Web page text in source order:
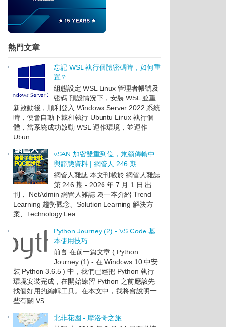
熱門文章
忘記 WSL 執行個體密碼時，如何重
置？
組態設定 WSL Linux 管理者帳號及
密碼 預設情況下，安裝 WSL 並重
新啟動後，順利登入 Windows Server 2022 系統
時，便會自動下載和執行 Ubuntu Linux 執行個
體，當系統成功啟動 WSL 運作環境，並運作
Ubun...
vSAN 加密雙重到位，兼顧傳輸中
與靜態資料 | 網管人 246 期
網管人雜誌 本文刊載於 網管人雜誌
第 246 期 - 2026 年 7 月 1 日 出
刊， NetAdmin 網管人雜誌 為一本介紹 Trend
Learning 趨勢觀念、Solution Learning 解決方
案、Technology Lea...
Python Journey (2) - VS Code 基
本使用技巧
前言 在前一篇文章 ( Python
Journey (1) - 在 Windows 10 中安
裝 Python 3.6.5 ) 中，我們已經把 Python 執行
環境安裝完成，在開始練習 Python 之前應該先
找個好用的編輯工具。在本文中，我將會說明一
些有關 VS ...
北非花園 - 摩洛哥之旅